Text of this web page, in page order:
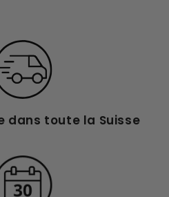
dans toute la Suisse